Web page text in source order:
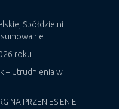
Spółdzielni
roku
– utrudnienia w
NA PRZENIESIENIE